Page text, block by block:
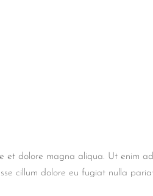
dolore magna aliqua. Ut enim
cillum dolore eu fugiat nulla